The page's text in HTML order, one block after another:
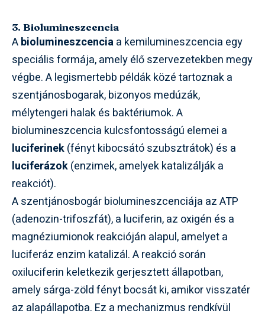
3. Biolumineszcencia
Abiolumineszcenciaa kemilumineszcencia egy
speciális formája, amely élő szervezetekben megy
végbe. A legismertebb példák közé tartoznak a
szentjánosbogarak, bizonyos medúzák,
mélytengeri halak és baktériumok. A
biolumineszcencia kulcsfontosságú elemei a
luciferinek(fényt kibocsátó szubsztrátok) és a
luciferázok(enzimek, amelyek katalizálják a
reakciót).
A szentjánosbogár biolumineszcenciája az ATP
(adenozin-trifoszfát), a luciferin, az oxigén és a
magnéziumionok reakcióján alapul, amelyet a
luciferáz enzim katalizál. A reakció során
oxiluciferin keletkezik gerjesztett állapotban,
amely sárga-zöld fényt bocsát ki, amikor visszatér
az alapállapotba. Ez a mechanizmus rendkívül